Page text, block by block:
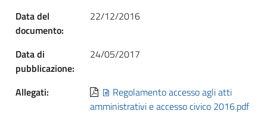
Data del
documento:
22/12/2016
Data di
pubblicazione:
24/05/2017
Allegati:
Regolamento accesso agli atti
amministrativi e accesso civico 2016.pdf